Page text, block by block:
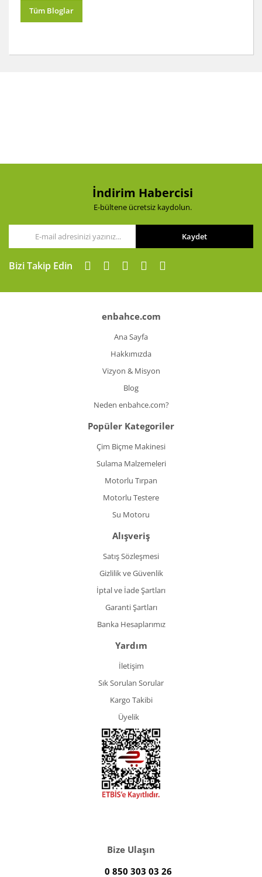
Tüm Bloglar
İndirim Habercisi
E-bültene ücretsiz kaydolun.
Kaydet
Bizi Takip Edin
enbahce.com
Ana Sayfa
Hakkımızda
Vizyon & Misyon
Blog
Neden enbahce.com?
Popüler Kategoriler
Çim Biçme Makinesi
Sulama Malzemeleri
Motorlu Tırpan
Motorlu Testere
Su Motoru
Alışveriş
Satış Sözleşmesi
Gizlilik ve Güvenlik
İptal ve İade Şartları
Garanti Şartları
Banka Hesaplarımız
Yardım
İletişim
Sık Sorulan Sorular
Kargo Takibi
Üyelik
Bize Ulaşın
0 850 303 03 26